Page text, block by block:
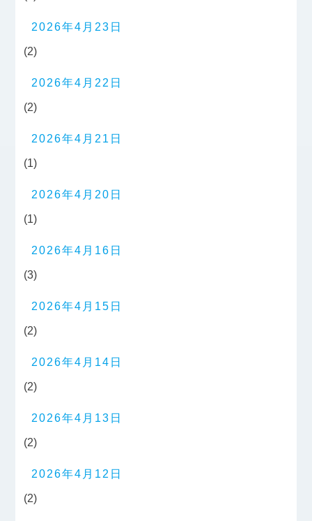
2026年4月23日
(2)
2026年4月22日
(2)
2026年4月21日
(1)
2026年4月20日
(1)
2026年4月16日
(3)
2026年4月15日
(2)
2026年4月14日
(2)
2026年4月13日
(2)
2026年4月12日
(2)